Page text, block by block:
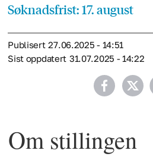
Søknadsfrist: 17. august
Publisert
27.06.2025 - 14:51
Sist oppdatert
31.07.2025 - 14:22
Om stillingen